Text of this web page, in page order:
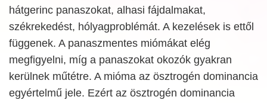
hátgerinc panaszokat, alhasi fájdalmakat,
székrekedést, hólyagproblémát. A kezelések is ettől
függenek. A panaszmentes miómákat elég
megfigyelni, míg a panaszokat okozók gyakran
kerülnek műtétre. A mióma az ösztrogén dominancia
egyértelmű jele. Ezért az ösztrogén dominancia